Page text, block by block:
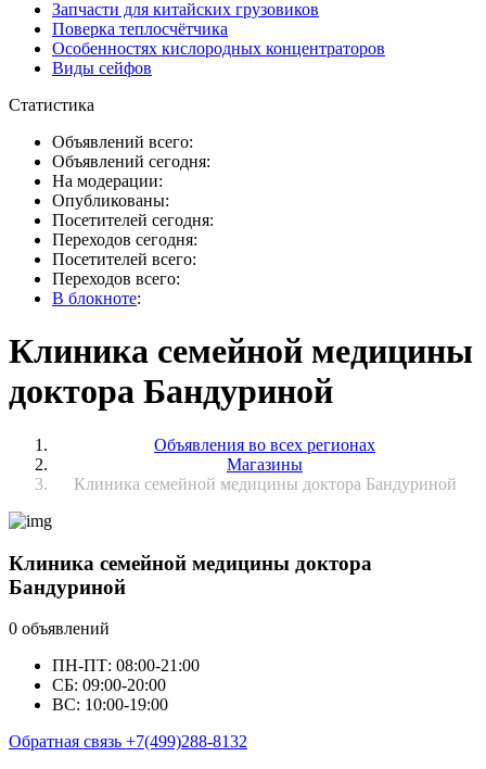
Запчасти для китайских грузовиков
Поверка теплосчётчика
Особенностях кислородных концентраторов
Виды сейфов
Статистика
Объявлений всего:
Объявлений сегодня:
На модерации:
Опубликованы:
Посетителей сегодня:
Переходов сегодня:
Посетителей всего:
Переходов всего:
В блокноте:
Клиника семейной медицины
доктора Бандуриной
Объявления во всех регионах
Магазины
Клиника семейной медицины доктора Бандуриной
Клиника семейной медицины доктора
Бандуриной
0 объявлений
ПН-ПТ: 08:00-21:00
СБ: 09:00-20:00
ВС: 10:00-19:00
Обратная связь +7(499)288-8132